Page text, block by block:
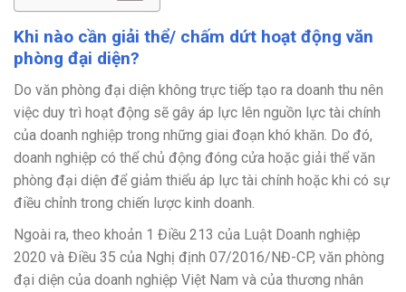
Khi nào cần giải thể/ chấm dứt hoạt động văn
phòng đại diện?
Do văn phòng đại diện không trực tiếp tạo ra doanh thu nên
việc duy trì hoạt động sẽ gây áp lực lên nguồn lực tài chính
của doanh nghiệp trong những giai đoạn khó khăn. Do đó,
doanh nghiệp có thể chủ động đóng cửa hoặc giải thể văn
phòng đại diện để giảm thiểu áp lực tài chính hoặc khi có sự
điều chỉnh trong chiến lược kinh doanh.
Ngoài ra, theo khoản 1 Điều 213 của Luật Doanh nghiệp
2020 và Điều 35 của Nghị định 07/2016/NĐ-CP, văn phòng
đại diện của doanh nghiệp Việt Nam và của thương nhân